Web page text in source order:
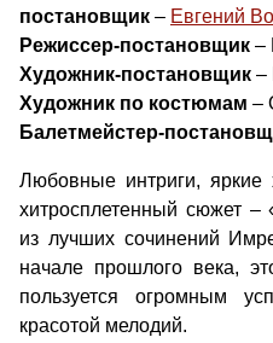
постановщик – Евгений
Режиссер-постановщик –
Художник-постановщик –
Художник по костюмам –
Балетмейстер-
Любовные интриги,
хитросплетенный сюжет –
из лучших сочинений
начале прошлого века,
пользуется огромным
красотой мелодий.